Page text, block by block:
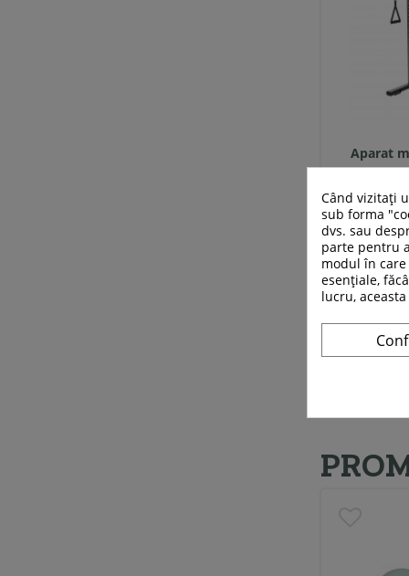
Aparat
Când vizitați
sub forma
dvs. sau
parte pentru
modul în
esențiale,
lucru,